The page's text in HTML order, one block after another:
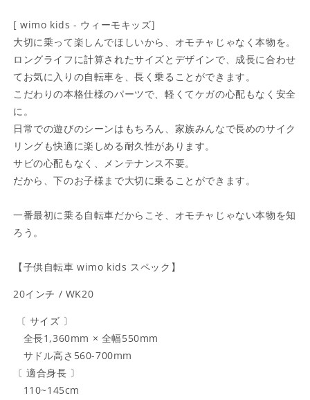
[ wimo kids - ウィーモキッズ]
大切に乗って楽しんでほしいから、オモチャじゃなく本物を。
ロングライフに計算されたサイズとデザインで、成長に合わせ
てお気に入りの自転車を、長く乗ることができます。
こだわりの本格仕様のパーツで、軽くてケガの心配もなく安全
に。
日常での遊びのシーンはもちろん、家族みんなで長めのサイク
リングも快適に楽しめる耐久性があります。
サビの心配もなく、メンテナンス不要。
だから、下のお子様まで大切に乗ることができます。
一番最初に乗る自転車だからこそ、オモチャじゃない本物を知
ろう。
【子供自転車 wimo kids スペック】
20インチ / WK20
〔 サイズ 〕
全長1,360mm × 全幅550mm
サドル高さ560-700mm
〔 適合身長 〕
110~145cm